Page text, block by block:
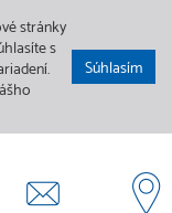
stránky
s
Súhlasím